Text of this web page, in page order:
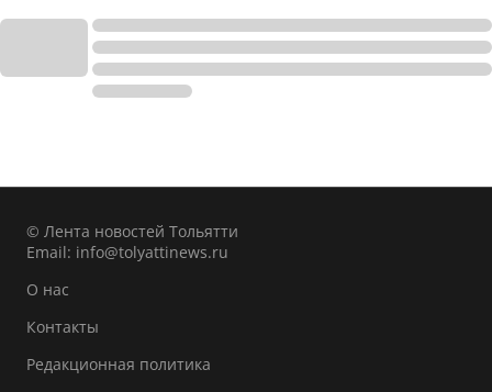
© Лента новостей Тольятти
Email: info@tolyattinews.ru
О нас
Контакты
Редакционная политика